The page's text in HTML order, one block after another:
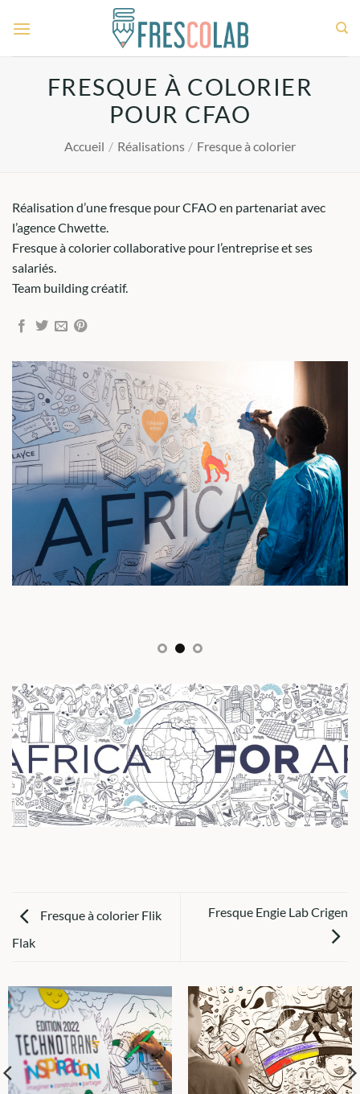
FRESQUE À COLORIER
POUR CFAO
Accueil / Réalisations / Fresque à colorier
Réalisation d’une fresque pour CFAO en partenariat avec
l’agence Chwette.
Fresque à colorier collaborative pour l’entreprise et ses
salariés.
Team building créatif.
Fresque à colorier Flik
Flak
Fresque Engie Lab Crigen